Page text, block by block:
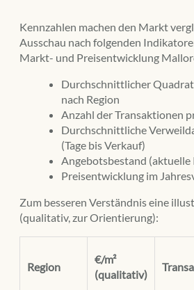
Kennzahlen machen den Markt
Ausschau nach folgenden
Markt- und Preisentwicklung
Durchschnittlicher
nach Region
Anzahl der Transaktionen
Durchschnittliche
(Tage bis Verkauf)
Angebotsbestand (aktuelle
Preisentwicklung im
Zum besseren Verständnis eine
(qualitativ, zur Orientierung):
Region
€/m²
(qualitativ)